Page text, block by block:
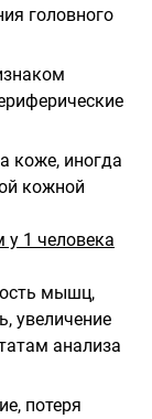
головного
коже, иногда
кожной
у 1 человека
мышц,
увеличение
анализа
потеря